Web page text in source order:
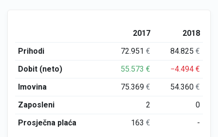
2017
2018
Prihodi
72.951€ 84.825€
Dobit (neto)
55.573€ −4.494€
Imovina
75.369€ 54.360€
Zaposleni
2
0
Prosječna plaća
163€ -